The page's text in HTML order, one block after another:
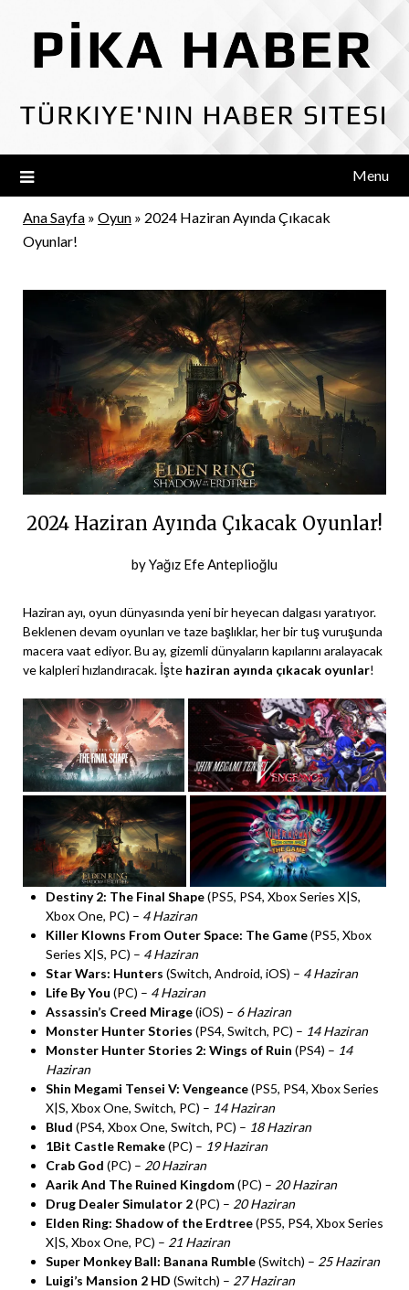
content
Menu
Ana Sayfa » Oyun » 2024 Haziran Ayında Çıkacak
Oyunlar!
2024 Haziran Ayında Çıkacak Oyunlar!
Posted
14
Mayıs
2024
byYağız Efe Anteplioğlu
Haziran ayı, oyun dünyasında yeni bir heyecan dalgası yaratıyor.
Beklenen devam oyunları ve taze başlıklar, her bir tuş vuruşunda
macera vaat ediyor. Bu ay, gizemli dünyaların kapılarını aralayacak
ve kalpleri hızlandıracak. İşte haziran ayında çıkacak oyunlar!
Destiny 2: The Final Shape(PS5, PS4, Xbox Series X|S,
Xbox One, PC) – 4 Haziran
Killer Klowns From Outer Space: The Game(PS5, Xbox
Series X|S, PC) – 4 Haziran
Star Wars: Hunters (Switch, Android, iOS) – 4 Haziran
Life By You (PC) – 4 Haziran
Assassin’s Creed Mirage(iOS) – 6 Haziran
Monster Hunter Stories (PS4, Switch, PC) – 14 Haziran
Monster Hunter Stories 2: Wings of Ruin (PS4) – 14
Haziran
Shin Megami Tensei V: Vengeance(PS5, PS4, Xbox Series
X|S, Xbox One, Switch, PC) – 14 Haziran
Blud (PS4, Xbox One, Switch, PC) – 18 Haziran
1Bit Castle Remake(PC) – 19 Haziran
Crab God (PC) – 20 Haziran
Aarik And The Ruined Kingdom(PC) – 20 Haziran
Drug Dealer Simulator 2(PC) – 20 Haziran
Elden Ring: Shadow of the Erdtree(PS5, PS4, Xbox Series
X|S, Xbox One, PC) – 21 Haziran
Super Monkey Ball: Banana Rumble(Switch) – 25 Haziran
Luigi’s Mansion 2 HD (Switch) – 27 Haziran